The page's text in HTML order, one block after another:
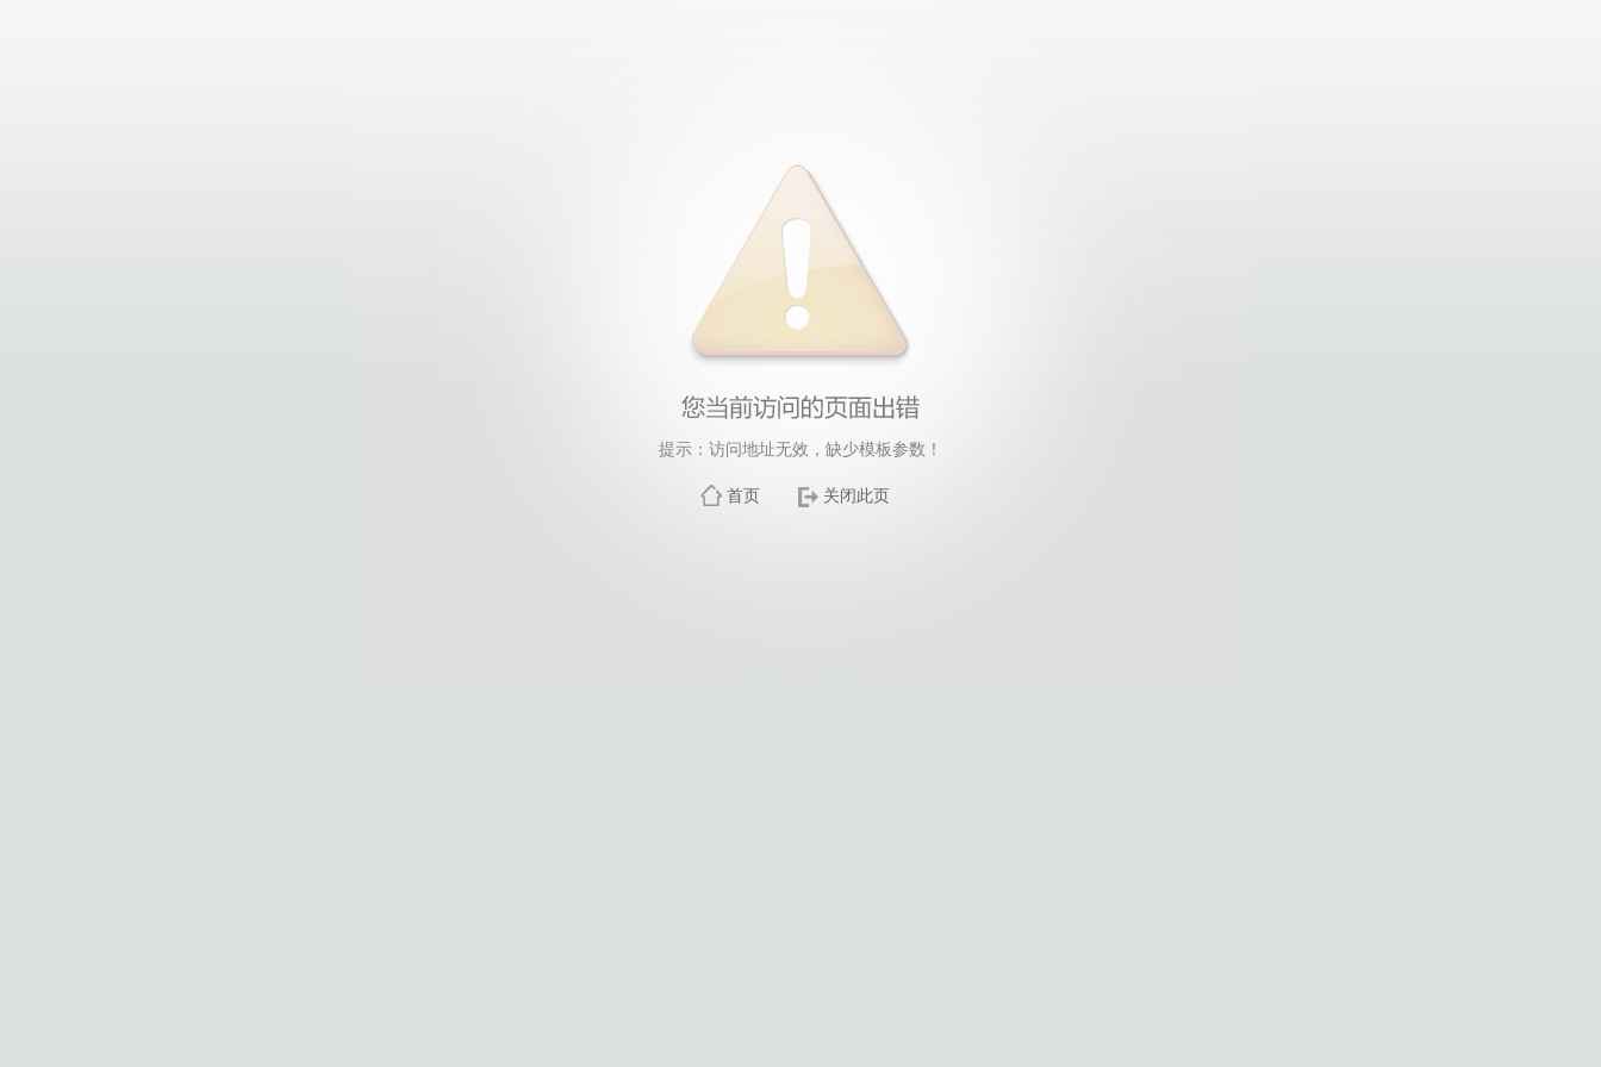
提示：访问地址无效，缺少模板参数！
首页 关闭此页